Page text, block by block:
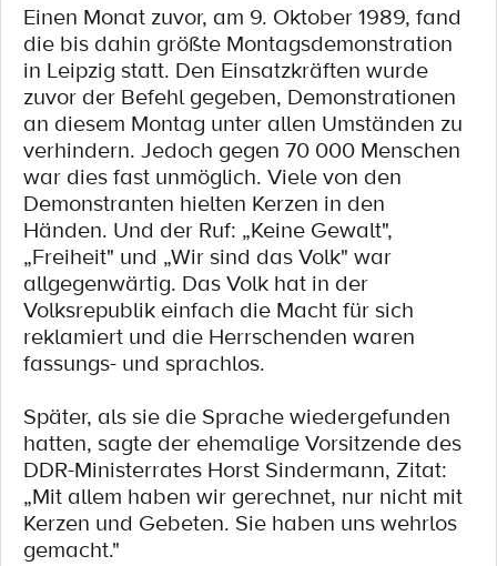
Einen Monat zuvor, am 9. Oktober 1989, fand
die bis dahin größte Montagsdemonstration
in Leipzig statt. Den Einsatzkräften wurde
zuvor der Befehl gegeben, Demonstrationen
an diesem Montag unter allen Umständen zu
verhindern. Jedoch gegen 70 000 Menschen
war dies fast unmöglich. Viele von den
Demonstranten hielten Kerzen in den
Händen. Und der Ruf: „Keine Gewalt",
„Freiheit" und „Wir sind das Volk" war
allgegenwärtig. Das Volk hat in der
Volksrepublik einfach die Macht für sich
reklamiert und die Herrschenden waren
fassungs- und sprachlos.
Später, als sie die Sprache wiedergefunden
hatten, sagte der ehemalige Vorsitzende des
DDR-Ministerrates Horst Sindermann, Zitat:
„Mit allem haben wir gerechnet, nur nicht mit
Kerzen und Gebeten. Sie haben uns wehrlos
gemacht."